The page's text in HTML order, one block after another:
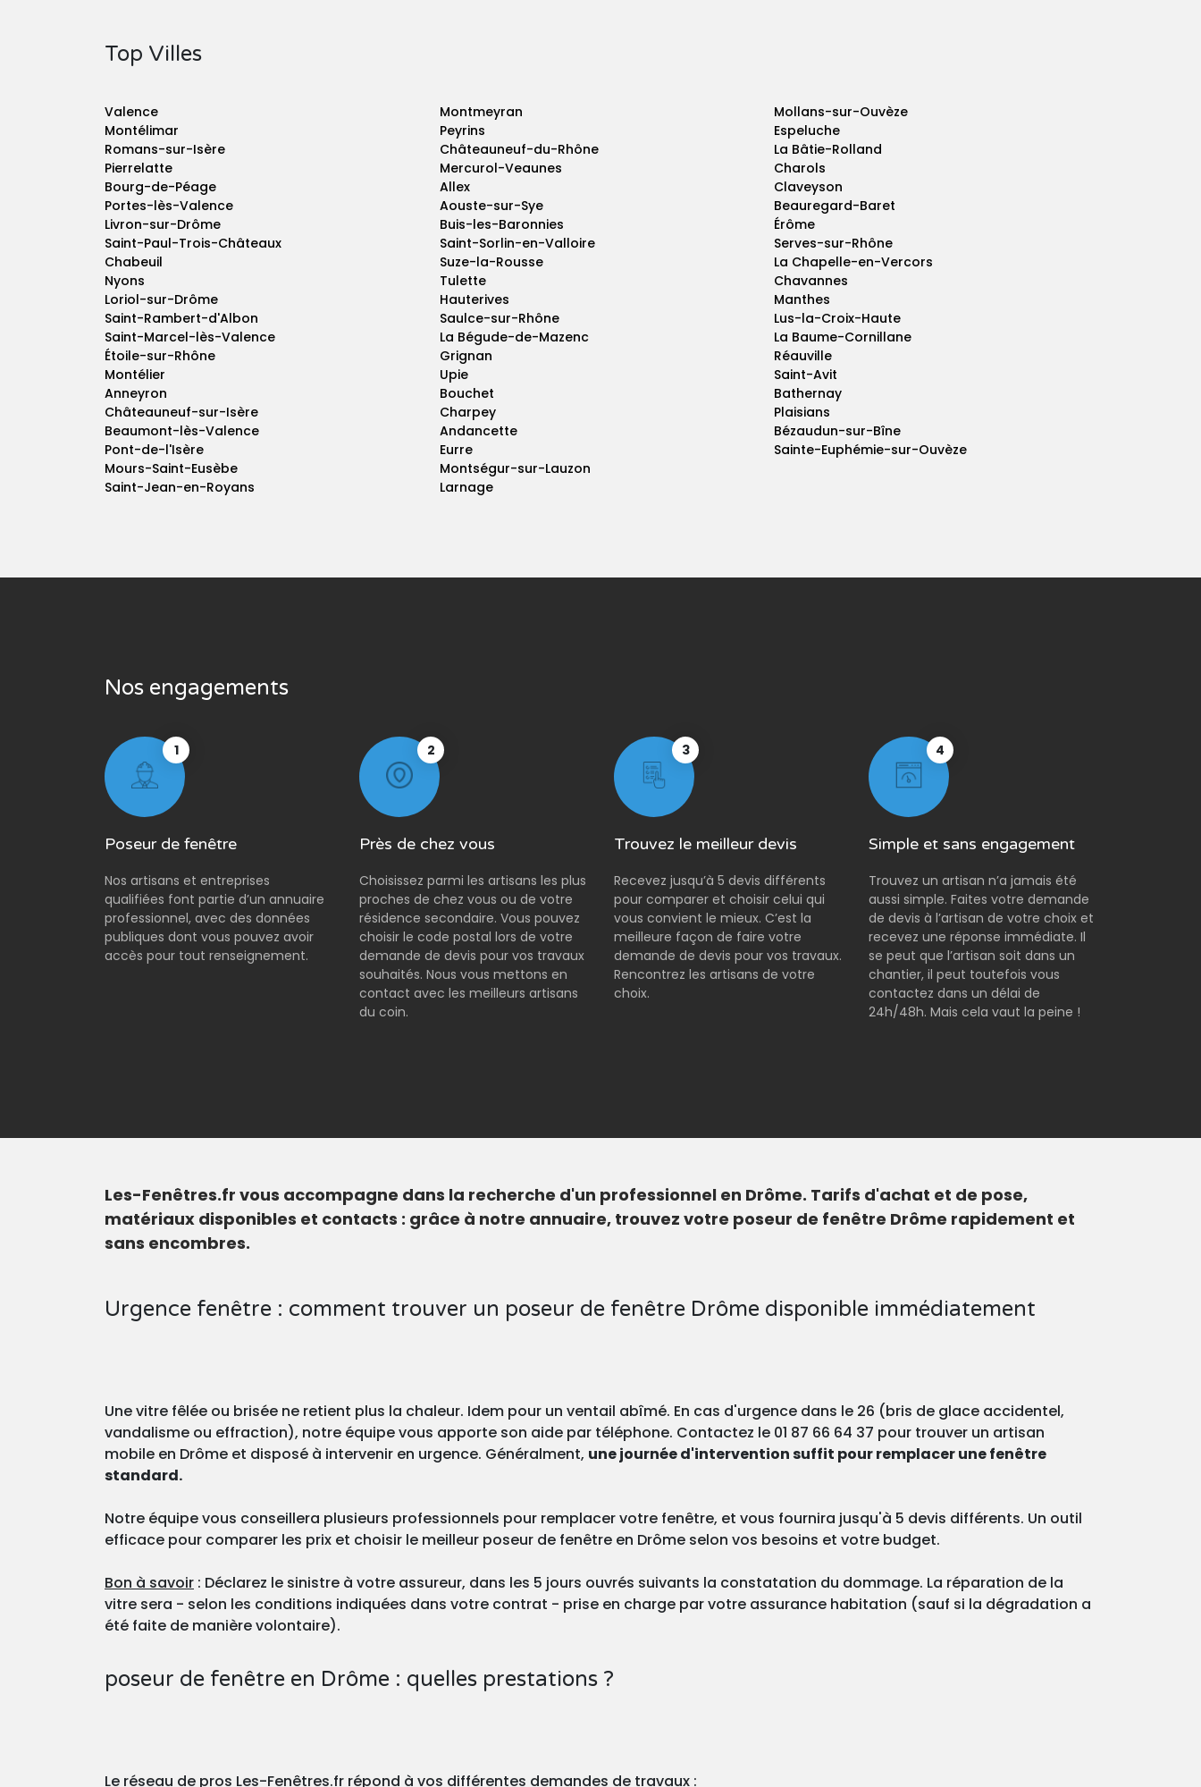
Top Villes
Valence
Montélimar
Romans-sur-Isère
Pierrelatte
Bourg-de-Péage
Portes-lès-Valence
Livron-sur-Drôme
Saint-Paul-Trois-Châteaux
Chabeuil
Nyons
Loriol-sur-Drôme
Saint-Rambert-d'Albon
Saint-Marcel-lès-Valence
Étoile-sur-Rhône
Montélier
Anneyron
Châteauneuf-sur-Isère
Beaumont-lès-Valence
Pont-de-l'Isère
Mours-Saint-Eusèbe
Saint-Jean-en-Royans
Montmeyran
Peyrins
Châteauneuf-du-Rhône
Mercurol-Veaunes
Allex
Aouste-sur-Sye
Buis-les-Baronnies
Saint-Sorlin-en-Valloire
Suze-la-Rousse
Tulette
Hauterives
Saulce-sur-Rhône
La Bégude-de-Mazenc
Grignan
Upie
Bouchet
Charpey
Andancette
Eurre
Montségur-sur-Lauzon
Larnage
Mollans-sur-Ouvèze
Espeluche
La Bâtie-Rolland
Charols
Claveyson
Beauregard-Baret
Érôme
Serves-sur-Rhône
La Chapelle-en-Vercors
Chavannes
Manthes
Lus-la-Croix-Haute
La Baume-Cornillane
Réauville
Saint-Avit
Bathernay
Plaisians
Bézaudun-sur-Bîne
Sainte-Euphémie-sur-Ouvèze
Nos engagements
1
Poseur de fenêtre
Nos artisans et entreprises
qualifiées font partie d’un annuaire
professionnel, avec des données
publiques dont vous pouvez avoir
accès pour tout renseignement.
2
Près de chez vous
Choisissez parmi les artisans les plus
proches de chez vous ou de votre
résidence secondaire. Vous pouvez
choisir le code postal lors de votre
demande de devis pour vos travaux
souhaités. Nous vous mettons en
contact avec les meilleurs artisans
du coin.
3
Trouvez le meilleur devis
Recevez jusqu’à 5 devis différents
pour comparer et choisir celui qui
vous convient le mieux. C’est la
meilleure façon de faire votre
demande de devis pour vos travaux.
Rencontrez les artisans de votre
choix.
4
Simple et sans engagement
Trouvez un artisan n’a jamais été
aussi simple. Faites votre demande
de devis à l’artisan de votre choix et
recevez une réponse immédiate. Il
se peut que l’artisan soit dans un
chantier, il peut toutefois vous
contactez dans un délai de
24h/48h. Mais cela vaut la peine !
Les-Fenêtres.fr vous accompagne dans la recherche d'un professionnel en Drôme. Tarifs d'achat et de pose,
matériaux disponibles et contacts : grâce à notre annuaire, trouvez votre poseur de fenêtre Drôme rapidement et
sans encombres.
Urgence fenêtre : comment trouver un poseur de fenêtre Drôme disponible immédiatement
Une vitre fêlée ou brisée ne retient plus la chaleur. Idem pour un ventail abîmé. En cas d'urgence dans le 26 (bris de glace accidentel,
vandalisme ou effraction), notre équipe vous apporte son aide par téléphone. Contactez le 01 87 66 64 37 pour trouver un artisan
mobile en Drôme et disposé à intervenir en urgence. Généralment, une journée d'intervention suffit pour remplacer une fenêtre
standard.
Notre équipe vous conseillera plusieurs professionnels pour remplacer votre fenêtre, et vous fournira jusqu'à 5 devis différents. Un outil
efficace pour comparer les prix et choisir le meilleur poseur de fenêtre en Drôme selon vos besoins et votre budget.
Bon à savoir : Déclarez le sinistre à votre assureur, dans les 5 jours ouvrés suivants la constatation du dommage. La réparation de la
vitre sera - selon les conditions indiquées dans votre contrat - prise en charge par votre assurance habitation (sauf si la dégradation a
été faite de manière volontaire).
poseur de fenêtre en Drôme : quelles prestations ?
Le réseau de pros Les-Fenêtres.fr répond à vos différentes demandes de travaux :